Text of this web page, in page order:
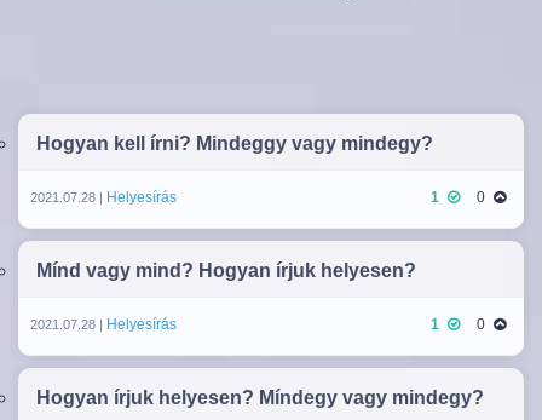
Hogyan kell írni? Mindeggy vagy mindegy?
2021.07.28 | Helyesírás 1 0
Mínd vagy mind? Hogyan írjuk helyesen?
2021.07.28 | Helyesírás 1 0
Hogyan írjuk helyesen? Míndegy vagy mindegy?